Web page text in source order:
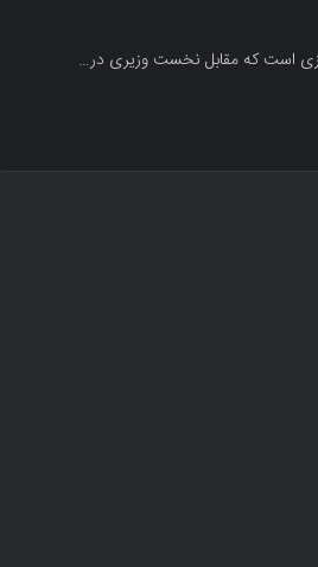
است که مقابل نخست وزیری در…